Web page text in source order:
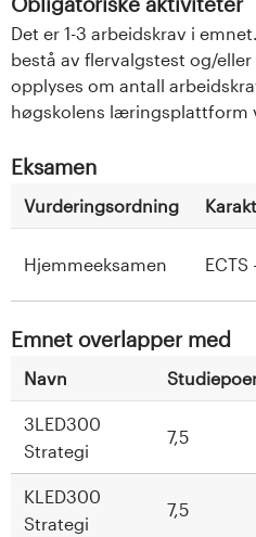
Det er 1-3 arbeidskrav i
bestå av flervalgstest og/
opplyses om antall
høgskolens læringsplattform
Eksamen
Vurderingsordning
Hjemmeeksamen ECTS
Emnet overlapper med
Navn
3LED300
Strategi
7,5
KLED300
Strategi
7,5